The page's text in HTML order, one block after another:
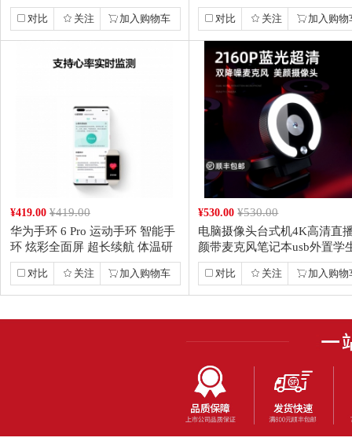
对比 关注 加入购物车 对比 关注 加入购物
¥419.00 ¥419.00
华为手环 6 Pro 运动手环 智能手
环 炫彩全面屏 超长续航 体温研
究...
对比 关注 加入购物车
¥530.00¥530.00
电脑摄像头台式机4K高清直
颜带麦克风笔记本usb外置学
网课专用外接...
对比 关注 加入购物